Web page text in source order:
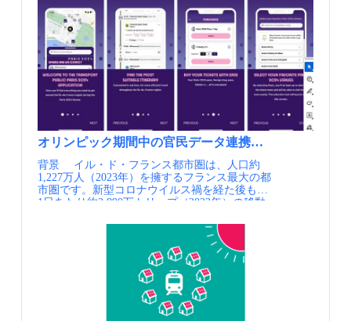
オリンピック期間中の官民データ連携によるMaaS展
背景 イル・ド・フランス都市圏は、人口約
1,227万人（2023年）を擁するフランス最大の都
市圏です。新型コロナウイルス禍を経た後も、
1日あたり約3,890万トリップ（2022年）の移動
めるほか、自動車による移動が約1,160万トリッ
プ、公共交通による移動が約750万トリップ
と、大規模な移動が日常的に生じています。
2024年夏には、オリンピック（7月26日〜8月11
日）とパラリンピック（8月28日〜9月8日）の
計29日間にわたり、競技会場が都市圏内の25か
所（パリ市内13か所、郊外12か所）に設置さ
れ、チケットは約1,000万枚が販売されまし